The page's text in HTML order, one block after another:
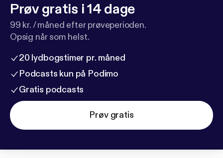
Prøv gratis i 14 dage
99 kr. / måned efter prøveperioden.
Opsig når som helst.
20 lydbogstimer pr. måned
Podcasts kun på Podimo
Gratis podcasts
Prøv gratis